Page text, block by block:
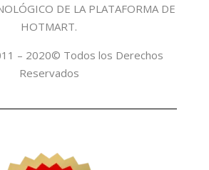
DE LA PLATAFORMA DE
HOTMART.
– 2020© Todos los Derechos
Reservados